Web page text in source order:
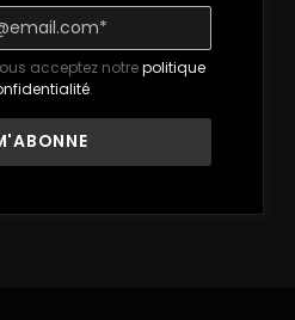
acceptez notrepolitique
.